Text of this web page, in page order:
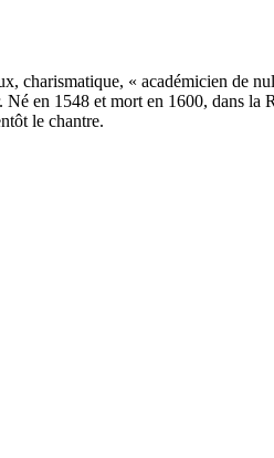
charismatique, « académicien de
Né en 1548 et mort en 1600, dans
le chantre.